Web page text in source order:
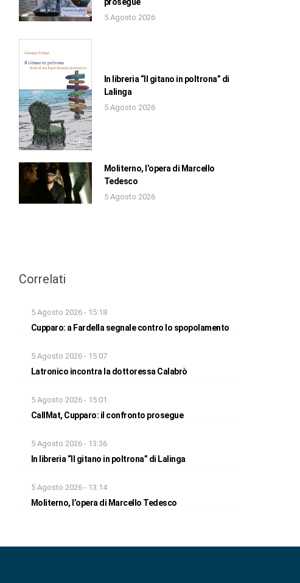
5 Agosto 2026
In libreria “Il gitano in poltrona” di
Lalinga
5 Agosto 2026
Moliterno, l’opera di Marcello
Tedesco
5 Agosto 2026
Correlati
5 Agosto 2026 - 15:18
Cupparo: a Fardella segnale contro lo spopolamento
5 Agosto 2026 - 15:07
Latronico incontra la dottoressa Calabrò
5 Agosto 2026 - 15:01
CallMat, Cupparo: il confronto prosegue
5 Agosto 2026 - 13:36
In libreria “Il gitano in poltrona” di Lalinga
5 Agosto 2026 - 13:14
Moliterno, l’opera di Marcello Tedesco